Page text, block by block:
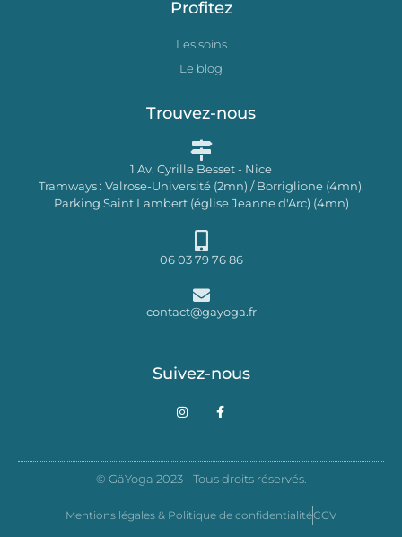
Profitez
Les soins
Le blog
Trouvez-nous
1 Av. Cyrille Besset - Nice
Tramways : Valrose-Université (2mn) / Borriglione (4mn).
Parking Saint Lambert (église Jeanne d'Arc) (4mn)
06 03 79 76 86
contact@gayoga.fr
Suivez-nous
I
n
r
F
a
o
f
© GäYoga 2023 - Tous droits réservés.
Mentions légales & Politique de confidentialitéCGV